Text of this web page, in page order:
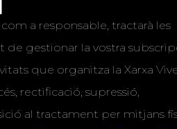
com a responsable, tractarà les
de gestionar la vostra
que organitza la Xarxa
rectificació, supressió,
al tractament per mitjans